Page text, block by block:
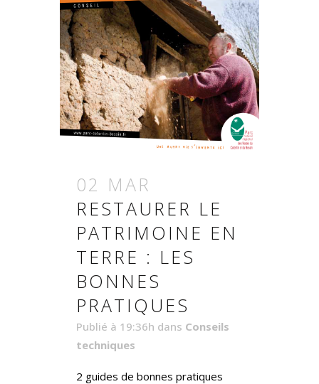
02 MAR
RESTAURER LE
PATRIMOINE EN
TERRE : LES
BONNES
PRATIQUES
Publié à 19:36h dans Conseils
techniques
2 guides de bonnes pratiques